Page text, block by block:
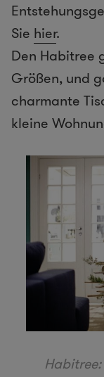
Sie hier.
Den Habitree
Größen, und
charmante
kleine